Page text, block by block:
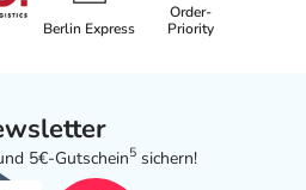
Berlin Express
Order-
Priority
5€-Gutschein5 sichern!